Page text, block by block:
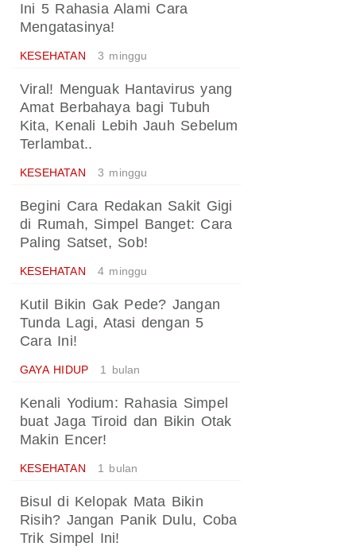
Ini 5 Rahasia Alami Cara
Mengatasinya!
KESEHATAN 3 minggu
Viral! Menguak Hantavirus yang
Amat Berbahaya bagi Tubuh
Kita, Kenali Lebih Jauh Sebelum
Terlambat..
KESEHATAN 3 minggu
Begini Cara Redakan Sakit Gigi
di Rumah, Simpel Banget: Cara
Paling Satset, Sob!
KESEHATAN 4 minggu
Kutil Bikin Gak Pede? Jangan
Tunda Lagi, Atasi dengan 5
Cara Ini!
GAYA HIDUP 1 bulan
Kenali Yodium: Rahasia Simpel
buat Jaga Tiroid dan Bikin Otak
Makin Encer!
KESEHATAN 1 bulan
Bisul di Kelopak Mata Bikin
Risih? Jangan Panik Dulu, Coba
Trik Simpel Ini!